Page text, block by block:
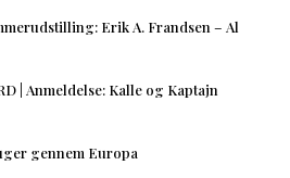
Erik A. Frandsen – Al
| Anmeldelse: Kalle og Kaptajn
gennem Europa